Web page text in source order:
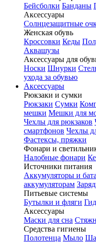
Бейсболки Банданы
Аксессуары
Солнцезащитные
Женская обувь
Кроссовки Кеды
Аквашузы
Аксессуары для
Носки Шнурки
ухода за обувью
Аксессуары
Рюкзаки и сумки
Рюкзаки Сумки
мешки Мешки для
Чехлы для рюкзаков
смартфонов Чехлы
Фастексы, пряжки
Фонари и
Налобные фонари
Источники питания
Аккумуляторы и
аккумуляторам
Питьевые системы
Бутылки и фляги
Аксессуары
Маски для сна
Средства гигиены
Полотенца Мыло